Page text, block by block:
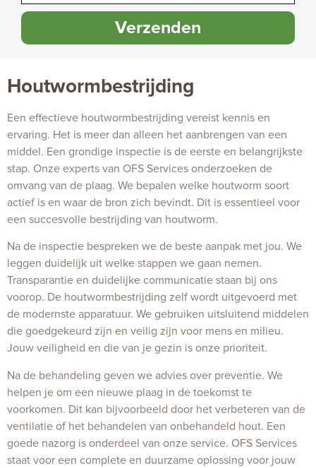
Verzenden
Houtwormbestrijding
Een effectieve houtwormbestrijding vereist kennis en
ervaring. Het is meer dan alleen het aanbrengen van een
middel. Een grondige inspectie is de eerste en belangrijkste
stap. Onze experts van OFS Services onderzoeken de
omvang van de plaag. We bepalen welke houtworm soort
actief is en waar de bron zich bevindt. Dit is essentieel voor
een succesvolle bestrijding van houtworm.
Na de inspectie bespreken we de beste aanpak met jou. We
leggen duidelijk uit welke stappen we gaan nemen.
Transparantie en duidelijke communicatie staan bij ons
voorop. De houtwormbestrijding zelf wordt uitgevoerd met
de modernste apparatuur. We gebruiken uitsluitend middelen
die goedgekeurd zijn en veilig zijn voor mens en milieu.
Jouw veiligheid en die van je gezin is onze prioriteit.
Na de behandeling geven we advies over preventie. We
helpen je om een nieuwe plaag in de toekomst te
voorkomen. Dit kan bijvoorbeeld door het verbeteren van de
ventilatie of het behandelen van onbehandeld hout. Een
goede nazorg is onderdeel van onze service. OFS Services
staat voor een complete en duurzame oplossing voor jouw